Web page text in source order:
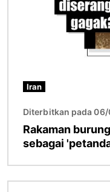
Iran
Diterbitkan pada
Rakaman
sebagai